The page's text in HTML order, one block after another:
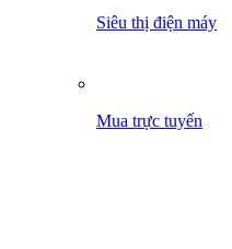
Siêu thị điện máy
Mua trực tuyến